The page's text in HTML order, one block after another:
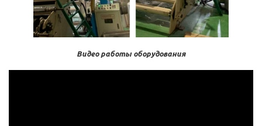
Видео работы оборудования